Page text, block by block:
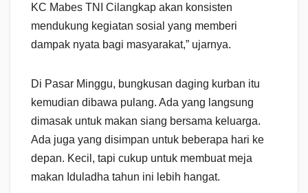
KC Mabes TNI Cilangkap akan konsisten
mendukung kegiatan sosial yang memberi
dampak nyata bagi masyarakat,” ujarnya.
Di Pasar Minggu, bungkusan daging kurban itu
kemudian dibawa pulang. Ada yang langsung
dimasak untuk makan siang bersama keluarga.
Ada juga yang disimpan untuk beberapa hari ke
depan. Kecil, tapi cukup untuk membuat meja
makan Iduladha tahun ini lebih hangat.